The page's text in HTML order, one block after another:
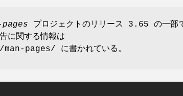
pages プロジェクトのリリース 3.65 の一部
に関する情報は
pages/ に書かれている。